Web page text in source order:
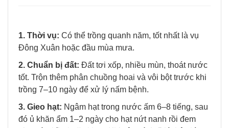
1. Thời vụ: Có thể trồng quanh năm, tốt nhất là vụ
Đông Xuân hoặc đầu mùa mưa.
2. Chuẩn bị đất: Đất tơi xốp, nhiều mùn, thoát nước
tốt. Trộn thêm phân chuồng hoai và vôi bột trước khi
trồng 7–10 ngày để xử lý nấm bệnh.
3. Gieo hạt: Ngâm hạt trong nước ấm 6–8 tiếng, sau
đó ủ khăn ẩm 1–2 ngày cho hạt nứt nanh rồi đem